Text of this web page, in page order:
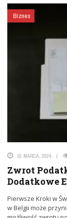
Biznes
15 MARCA, 2024
Zwrot
Dodatkowe
Pierwsze Kroki w
w Belgii może